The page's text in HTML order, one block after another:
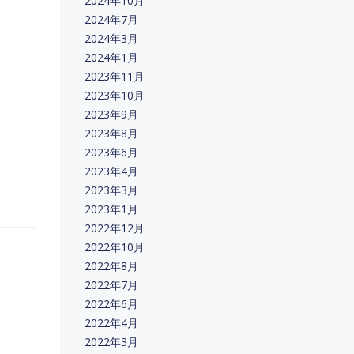
2024年7月
2024年3月
2024年1月
2023年11月
2023年10月
2023年9月
2023年8月
2023年6月
2023年4月
2023年3月
2023年1月
2022年12月
2022年10月
2022年8月
2022年7月
2022年6月
2022年4月
2022年3月